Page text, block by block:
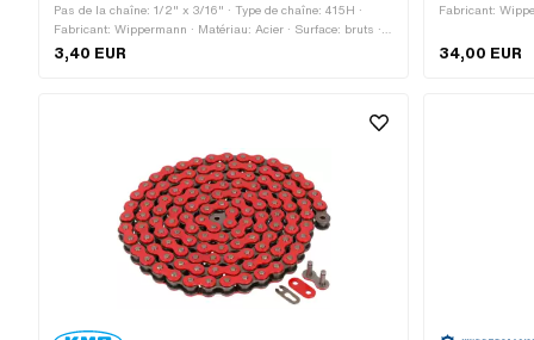
Pas de la chaîne: 1/2" x 3/16" · Type de chaîne: 415H ·
Fabricant: Wippermann · Matériau: Acier · Surface: bruts ·
Type de cadenas à chaîne: Fermeture à ressort · Couleur:
graphite · Ø de la tige: 4.15 mm
3,40 EUR
Fabricant:
roulement: 1448
à ressort ·
34,00 EUR